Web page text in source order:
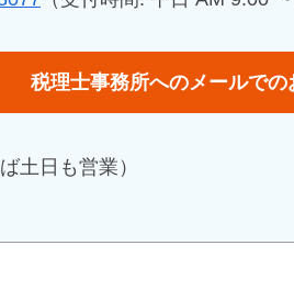
税理士事務所へのメールで
土日も営業）